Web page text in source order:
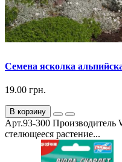
Семена ясколка
19.00 грн.
В корзину
Арт.93-300
стелющееся растение...